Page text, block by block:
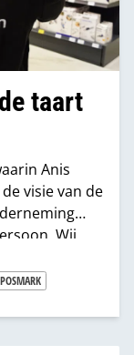
taart
Anis
visie van de
Wij
werk en
bedrijf waarin
denken en
we
je succesvol
POSMARK